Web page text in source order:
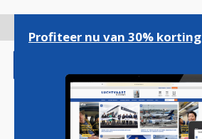
gaan
Profiteer nu van 30% korting